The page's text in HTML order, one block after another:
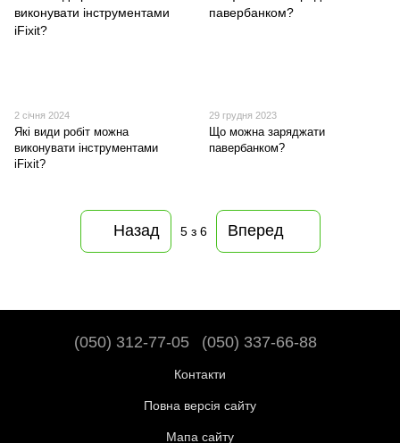
2 січня 2024
Які види робіт можна
виконувати інструментами
iFixit?
29 грудня 2023
Що можна заряджати
павербанком?
Назад 5з 6 Вперед
(050) 312-77-05 (050) 337-66-88
Контакти
Повна версія сайту
Мапа сайту